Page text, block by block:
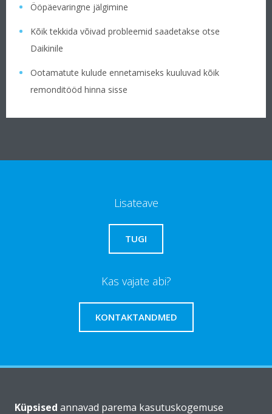
Ööpäevaringne jälgimine
Kõik tekkida võivad probleemid saadetakse otse
Daikinile
Ootamatute kulude ennetamiseks kuuluvad kõik
remonditööd hinna sisse
Lisateave
TUGI
Kas vajate abi?
KONTAKTANDMED
Küpsised annavad parema kasutuskogemuse